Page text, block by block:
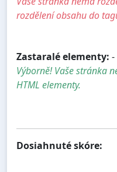
rozdělení obsahu do
Zastaralé elementy: -
Výborně! Vaše stránka
HTML elementy.
Dosiahnuté skóre: